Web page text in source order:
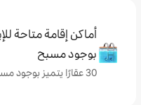
أماكن إقامة متاحة
بوجود مسبح
30 عقارًا يتميز بوجود مسبح